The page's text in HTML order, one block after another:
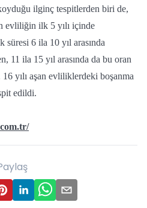
ilginç tespitlerden biri de,
evliliğin ilk 5 yılı içinde
6 ila 10 yıl arasında
11 ila 15 yıl arasında da bu oran
yılı aşan evliliklerdeki boşanma
edildi.